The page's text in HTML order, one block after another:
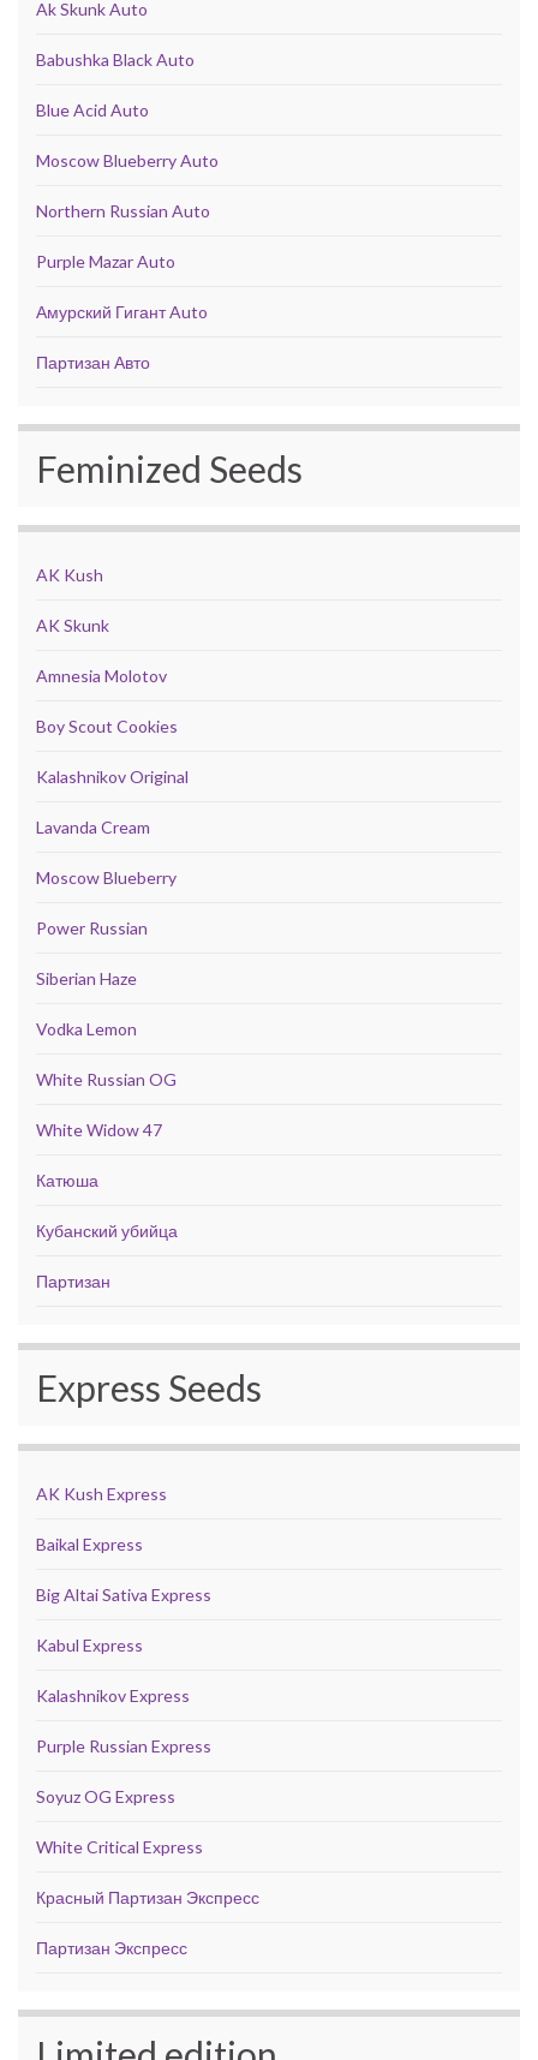
Ak Skunk Auto
Babushka Black Auto
Blue Acid Auto
Moscow Blueberry Auto
Northern Russian Auto
Purple Mazar Auto
Амурский Гигант Auto
Партизан Авто
Feminized Seeds
AK Kush
AK Skunk
Amnesia Molotov
Boy Scout Cookies
Kalashnikov Original
Lavanda Cream
Moscow Blueberry
Power Russian
Siberian Haze
Vodka Lemon
White Russian OG
White Widow 47
Катюша
Кубанский убийца
Партизан
Express Seeds
AK Kush Express
Baikal Express
Big Altai Sativa Express
Kabul Express
Kalashnikov Express
Purple Russian Express
Soyuz OG Express
White Critical Express
Красный Партизан Экспресс
Партизан Экспресс